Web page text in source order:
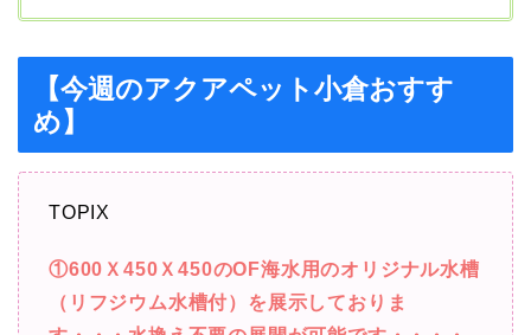
【今週のアクアペット小倉おすす
め】
TOPIX
①600Ｘ450Ｘ450のOF海水用のオリジナル水槽
（リフジウム水槽付）を展示しておりま